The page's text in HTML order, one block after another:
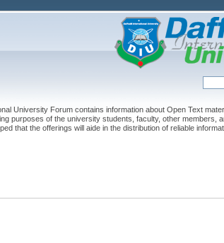
University Forum contains information about Open Text
purposes of the university students, faculty, other members,
that the offerings will aide in the distribution of reliable